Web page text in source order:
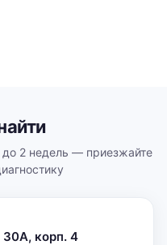
до 2 недель — приезжайте
30А, корп. 4